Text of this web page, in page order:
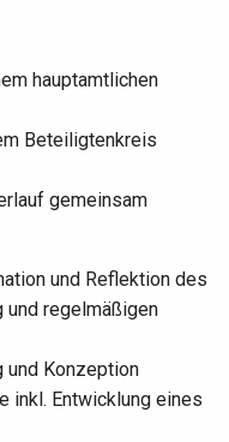
hauptamtlichen
Beteiligtenkreis
gemeinsam
und Reflektion des
und regelmäßigen
und Konzeption
inkl. Entwicklung eines